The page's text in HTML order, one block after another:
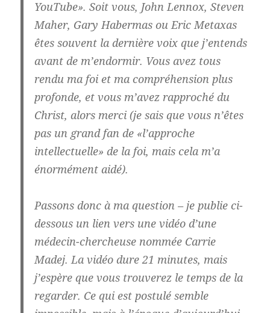
YouTube». Soit vous, John Lennox, Steven
Maher, Gary Habermas ou Eric Metaxas
êtes souvent la dernière voix que j’entends
avant de m’endormir. Vous avez tous
rendu ma foi et ma compréhension plus
profonde, et vous m’avez rapproché du
Christ, alors merci (je sais que vous n’êtes
pas un grand fan de «l’approche
intellectuelle» de la foi, mais cela m’a
énormément aidé).
Passons donc à ma question – je publie ci-
dessous un lien vers une vidéo d’une
médecin-chercheuse nommée Carrie
Madej. La vidéo dure 21 minutes, mais
j’espère que vous trouverez le temps de la
regarder. Ce qui est postulé semble